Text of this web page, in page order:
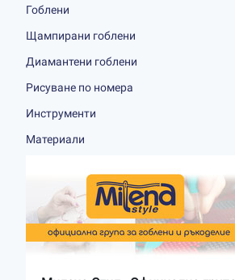
Гоблени
Щампирани гоблени
Диамантени гоблени
Рисуване по номера
Инструменти
Материали